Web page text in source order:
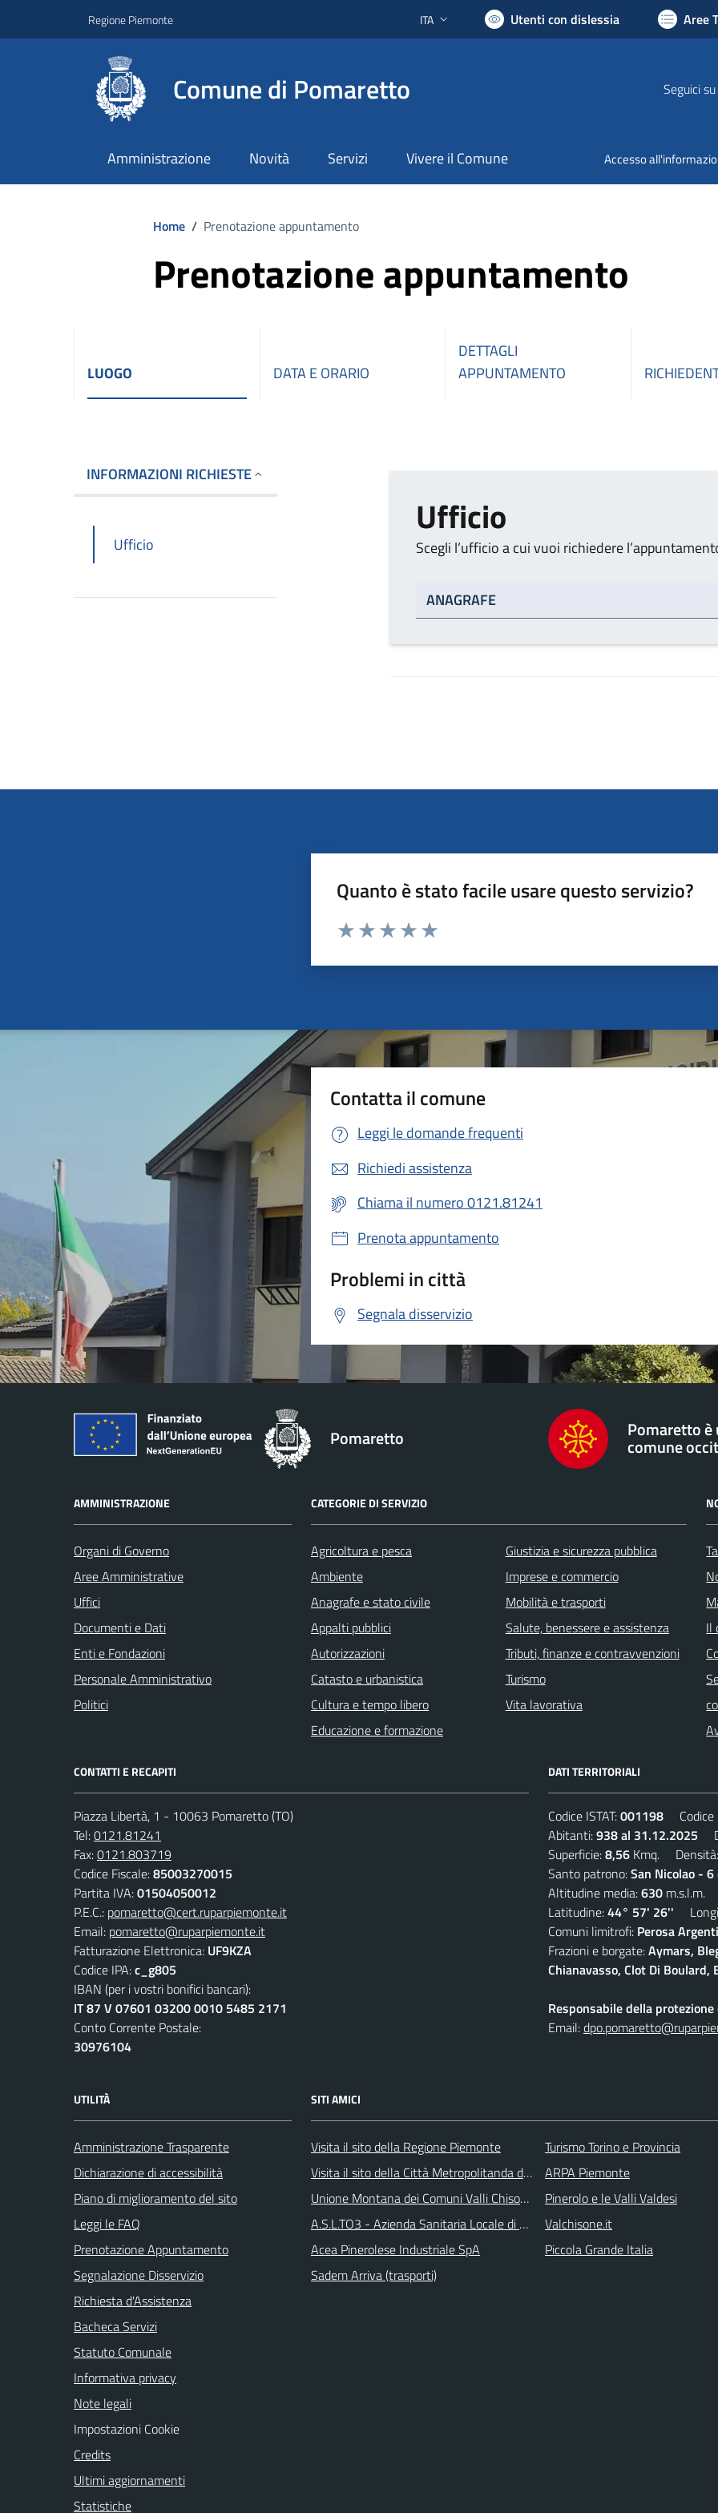
Regione Piemonte Lingua attiva:
ITA Utenti con dislessia Aree
Comune di Pomaretto Seguici su
Amministrazione Novità Servizi Vivere il Comune Accesso
Home / Prenotazione appuntamento
Prenotazione appuntamento
LUOGO DATA E ORARIO
DETTAGLI
APPUNTAMENTO
INFORMAZIONI RICHIESTE
Ufficio
Ufficio
Scegli l’ufficio a cui vuoi richiedere
Quanto è stato facile usare questo servizio?
Valuta da 1 a 5 stelle la pagina
Contatta il comune
Leggi le domande frequenti
Richiedi assistenza
Chiama il numero 0121.81241
Prenota appuntamento
Problemi in città
Segnala disservizio
Pomaretto Pomaretto è
comune
AMMINISTRAZIONE
Organi di Governo
Aree Amministrative
Uffici
Documenti e Dati
Enti e Fondazioni
Personale Amministrativo
Politici
CATEGORIE DI SERVIZIO
Agricoltura e pesca
Ambiente
Anagrafe e stato civile
Appalti pubblici
Autorizzazioni
Catasto e urbanistica
Cultura e tempo libero
Educazione e formazione
Giustizia e sicurezza pubblica
Imprese e commercio
Mobilità e trasporti
Salute, benessere e assistenza
Tributi, finanze e contravvenzioni
Turismo
Vita lavorativa
Il
CONTATTI E RECAPITI
Piazza Libertà, 1 - 10063 Pomaretto (TO)
Tel:0121.81241
Fax:0121.803719
Codice Fiscale:85003270015
Partita IVA:01504050012
P.E.C.: pomaretto@cert.ruparpiemonte.it
Email: pomaretto@ruparpiemonte.it
Fatturazione Elettronica: UF9KZA
Codice IPA:c_g805
IBAN (per i vostri bonifici bancari):
IT 87 V 07601 03200 0010 5485 2171
Conto Corrente Postale:
30976104
DATI TERRITORIALI
Codice ISTAT:001198 Codice
Abitanti:938 al 31.12.2025
Superficie:8,56 Kmq.
Santo patrono:San Nicolao -
Altitudine media:630 m.s.l.m.
Latitudine:44° 57' 26''
Comuni limitrofi: Perosa
Frazioni e borgate:Aymars,
Chianavasso, Clot Di Boulard,
Responsabile della protezione
Email:
UTILITÀ
Amministrazione Trasparente
Dichiarazione di accessibilità
Piano di miglioramento del sito
Leggi le FAQ
Prenotazione Appuntamento
Segnalazione Disservizio
Richiesta d'Assistenza
Bacheca Servizi
Statuto Comunale
Informativa privacy
Note legali
Impostazioni Cookie
Credits
Ultimi aggiornamenti
Statistiche
SITI AMICI
Visita il sito della Regione Piemonte
Visita il sito della Città Metropolitanda di Torino
Unione Montana dei Comuni Valli Chisone e Germanasca
A.S.L.TO3 - Azienda Sanitaria Locale di Collegno e Pinerolo
Acea Pinerolese Industriale SpA
Sadem Arriva (trasporti)
Turismo Torino e Provincia
ARPA Piemonte
Pinerolo e le Valli Valdesi
Valchisone.it
Piccola Grande Italia